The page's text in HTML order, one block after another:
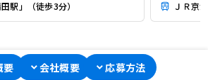
駅」（徒歩3分）
ＪＲ京
要 会社概要 応募方法